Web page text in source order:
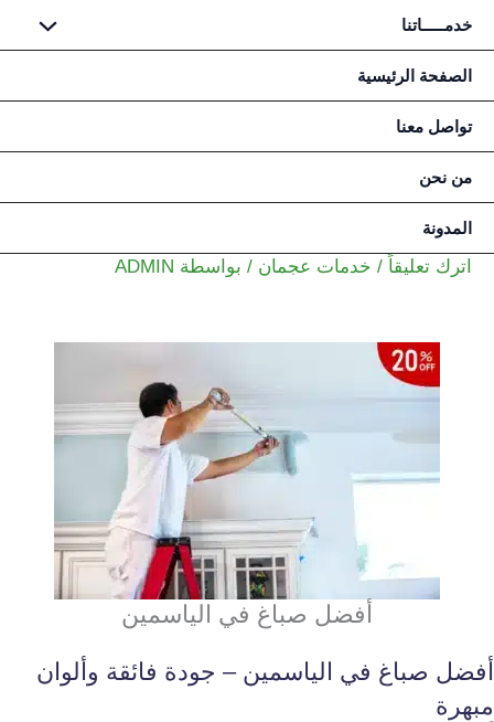
تخطي
إلى
المحتوى
خدمـــــاتنا
الصفحة الرئيسية
تواصل معنا
من نحن
المدونة
اترك تعليقاً / خدمات عجمان / بواسطة ADMIN
أفضل صباغ في الياسمين
أفضل صباغ في الياسمين – جودة فائقة وألوان
مبهرة